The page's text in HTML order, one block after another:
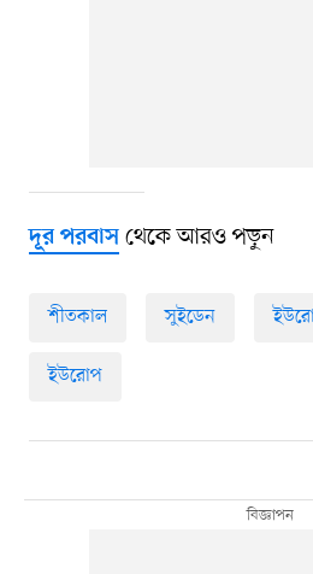
দূর পরবাসথেকে আরও পড়ুন
শীতকাল সুইডেন
ইউরোপ